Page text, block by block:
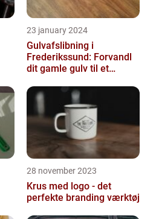
23 january 2024
Gulvafslibning i
Frederikssund: Forvandl
dit gamle gulv til et
28 november 2023
Krus med logo - det
perfekte branding værktøj